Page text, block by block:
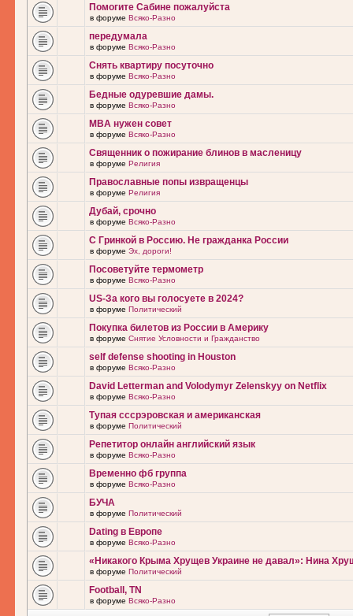
Помогите Сабине пожалуйста
в форуме Всяко-Разно
передумала
в форуме Всяко-Разно
Снять квартиру посуточно
в форуме Всяко-Разно
Бедные одуревшие дамы.
в форуме Всяко-Разно
MBA нужен совет
в форуме Всяко-Разно
Священник о пожирание блинов в масленицу
в форуме Религия
Православные попы извращенцы
в форуме Религия
Дубай, срочно
в форуме Всяко-Разно
С Гринкой в Россию. Не гражданка России
в форуме Эх, дороги!
Посоветуйте термометр
в форуме Всяко-Разно
US-За кого вы голосуете в 2024?
в форуме Политический
Покупка билетов из России в Америку
в форуме Снятие Условности и Гражданство
self defense shooting in Houston
в форуме Всяко-Разно
David Letterman and Volodymyr Zelenskyy on Netflix
в форуме Всяко-Разно
Тупая сссрэровская и американская
в форуме Политический
Репетитор онлайн английский язык
в форуме Всяко-Разно
Временно фб группа
в форуме Всяко-Разно
БУЧА
в форуме Политический
Dating в Европе
в форуме Всяко-Разно
«Никакого Крыма Хрущев Украине не давал»: Нина
в форуме Политический
Football, TN
в форуме Всяко-Разно